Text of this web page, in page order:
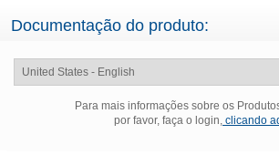
Documentação do produto:
Para mais informações sobre os
por favor, faça o login, clicando